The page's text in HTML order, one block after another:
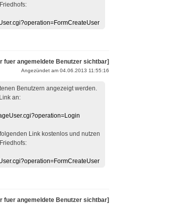
fuer angemeldete Benutzer sichtbar]
Angezündet am 04.06.2013 11:55:16
Benutzern angezeigt werden.
an:
Link kostenlos und nutzen
fuer angemeldete Benutzer sichtbar]